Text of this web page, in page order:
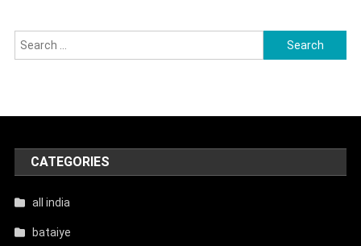
Search
for:
CATEGORIES
all india
bataiye